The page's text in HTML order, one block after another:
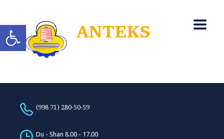
Open toolbar
(998 71) 280-50-59
Du - Shan 8.00 - 17.00